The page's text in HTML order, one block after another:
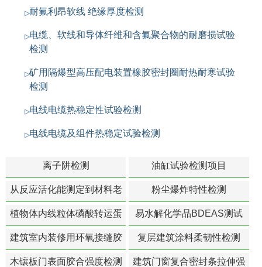
耐氟利昂软线 绝缘厚度检测
电缆、软线和导体纤维和含氟聚合物的耐磨损试验
检测
矿用隔爆型高压配电装置橡胶密封圈耐热耐寒试验
检测
电线电缆热稳定性试验检测
电线电缆及组件热稳定试验检测
离子阱检测 油缸试验检测项目
从反应活化能测定到材料老
化寿命预测的经典模型
粉尘爆炸特性检测
植物体内线粒体磷酸转运蛋
白活性检测
易水解化学品BDEAS测试
建筑室内装修用环氧接缝胶
苯含量检测
复层建筑涂料柔韧性检测
木镶板门表面胶合强度检测
建筑门窗复合密封条拉伸强